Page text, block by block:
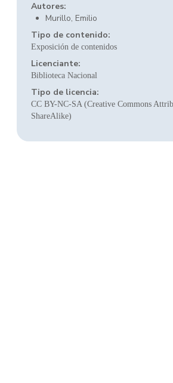
Autores:
Murillo, Emilio
Tipo de contenido:
Exposición de contenidos
Licenciante:
Biblioteca Nacional
Tipo de licencia:
CC BY-NC-SA (Creative Commons
ShareAlike)